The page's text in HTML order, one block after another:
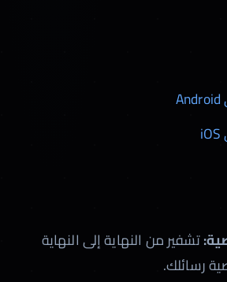
تشفير من النهاية إلى النهاية
رسائلك.